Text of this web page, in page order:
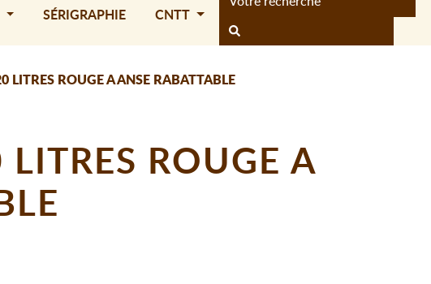
SÉRIGRAPHIE CNTT
LITRES ROUGE A ANSE RABATTABLE
ROUGE A